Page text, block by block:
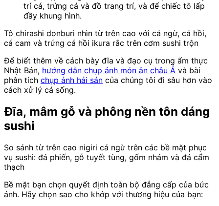
trí cá, trứng cá và đồ trang trí, và để chiếc tô lấp
đầy khung hình.
Tô chirashi donburi nhìn từ trên cao với cá ngừ, cá hồi,
cá cam và trứng cá hồi ikura rắc trên cơm sushi trộn
Để biết thêm về cách bày đĩa và đạo cụ trong ẩm thực
Nhật Bản, hướng dẫn chụp ảnh món ăn châu Á và bài
phân tích chụp ảnh hải sản của chúng tôi đi sâu hơn vào
cách xử lý cá sống.
Đĩa, mâm gỗ và phông nền tôn dáng
sushi
So sánh từ trên cao nigiri cá ngừ trên các bề mặt phục
vụ sushi: đá phiến, gỗ tuyết tùng, gốm nhám và đá cẩm
thạch
Bề mặt bạn chọn quyết định toàn bộ đẳng cấp của bức
ảnh. Hãy chọn sao cho khớp với thương hiệu của bạn: